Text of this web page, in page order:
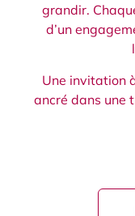
grandir.
d’un
Une invitation
ancré dans une